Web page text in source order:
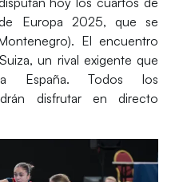
Europa 2025, que se
El encuentro
, un rival exigente que
España.
Todos los
disfrutar en directo